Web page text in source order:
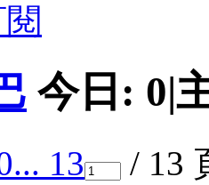
今日: 0|
... 13 / 13